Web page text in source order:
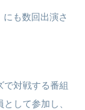
も数回出演さ
で対戦する番組
して参加し、